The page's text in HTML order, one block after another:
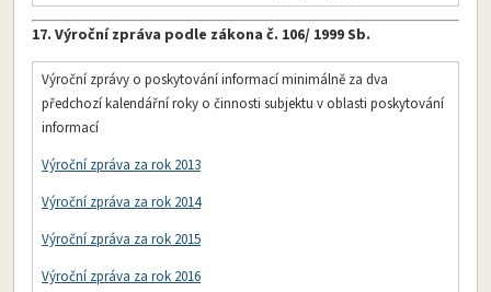
17. Výroční zpráva podle zákona č. 106/ 1999 Sb.
Výroční zprávy o poskytování informací minimálně za dva
předchozí kalendářní roky o činnosti subjektu v oblasti poskytování
informací
Výroční zpráva za rok 2013
Výroční zpráva za rok 2014
Výroční zpráva za rok 2015
Výroční zpráva za rok 2016